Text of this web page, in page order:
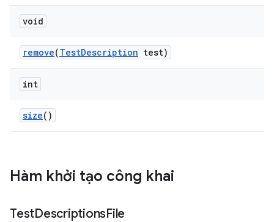
void
remove(TestDescription test)
int
size()
Hàm khởi tạo công khai
TestDescriptionsFile